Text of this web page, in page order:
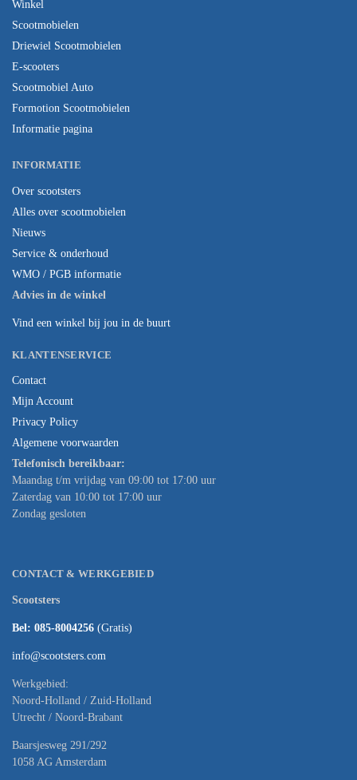
Winkel
Scootmobielen
Driewiel Scootmobielen
E-scooters
Scootmobiel Auto
Formotion Scootmobielen
Informatie pagina
INFORMATIE
Over scootsters
Alles over scootmobielen
Nieuws
Service & onderhoud
WMO / PGB informatie
Advies in de winkel
Vind een winkel bij jou in de buurt
KLANTENSERVICE
Contact
Mijn Account
Privacy Policy
Algemene voorwaarden
Telefonisch bereikbaar:
Maandag t/m vrijdag van 09:00 tot 17:00 uur
Zaterdag van 10:00 tot 17:00 uur
Zondag gesloten
CONTACT & WERKGEBIED
Scootsters
Bel: 085-8004256 (Gratis)
info@scootsters.com
Werkgebied:
Noord-Holland / Zuid-Holland
Utrecht / Noord-Brabant
Baarsjesweg 291/292
1058 AG Amsterdam